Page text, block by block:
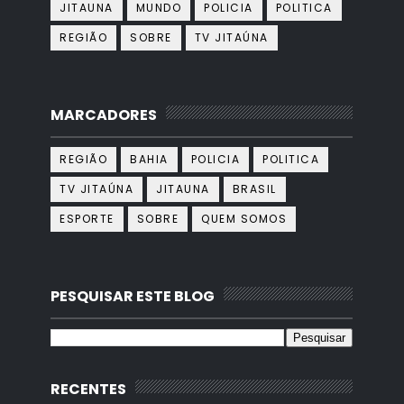
JITAUNA
MUNDO POLICIA
POLITICA
REGIÃO
SOBRE TV JITAÚNA
MARCADORES
REGIÃO BAHIA POLICIA
POLITICA
TV JITAÚNA
JITAUNA
BRASIL
ESPORTE
SOBRE QUEM SOMOS
PESQUISAR ESTE BLOG
RECENTES